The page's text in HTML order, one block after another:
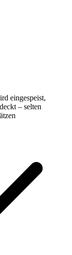
eingespeist,
– selten